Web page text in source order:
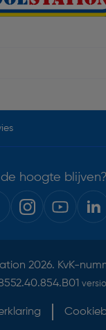
hoogte blijven?
2026. KvK-